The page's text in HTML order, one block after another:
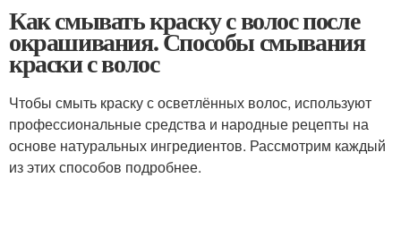
Как смывать краску с волос после
окрашивания. Способы смывания
краски с волос
Чтобы смыть краску с осветлённых волос, используют
профессиональные средства и народные рецепты на
основе натуральных ингредиентов. Рассмотрим каждый
из этих способов подробнее.